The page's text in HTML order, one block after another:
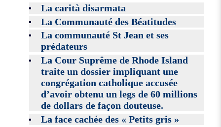
La carità disarmata
La Communauté des Béatitudes
La communauté St Jean et ses
prédateurs
La Cour Suprême de Rhode Island
traite un dossier impliquant une
congrégation catholique accusée
d’avoir obtenu un legs de 60 millions
de dollars de façon douteuse.
La face cachée des « Petits gris »